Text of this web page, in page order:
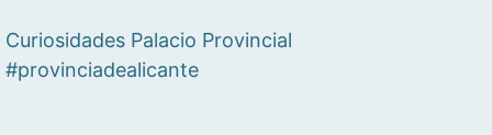
Curiosidades Palacio Provincial
#provinciadealicante